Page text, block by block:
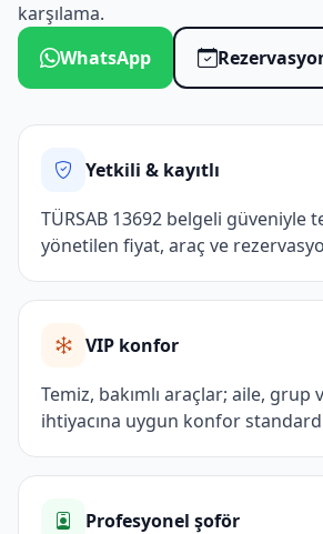
karşılama.
WhatsApp
Yetkili & kayıtlı
TÜRSAB 13692 belgeli güveniyle
yönetilen fiyat, araç ve
VIP konfor
Temiz, bakımlı araçlar; aile, grup
ihtiyacına uygun konfor
Profesyonel şoför